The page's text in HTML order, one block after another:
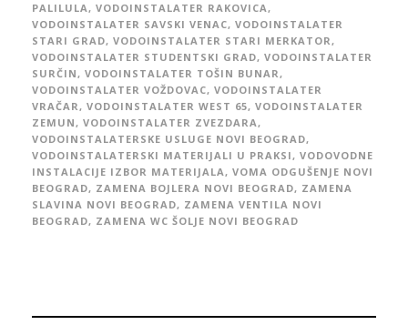
PALILULA, VODOINSTALATER RAKOVICA,
VODOINSTALATER SAVSKI VENAC, VODOINSTALATER
STARI GRAD, VODOINSTALATER STARI MERKATOR,
VODOINSTALATER STUDENTSKI GRAD, VODOINSTALATER
SURČIN, VODOINSTALATER TOŠIN BUNAR,
VODOINSTALATER VOŽDOVAC, VODOINSTALATER
VRAČAR, VODOINSTALATER WEST 65, VODOINSTALATER
ZEMUN, VODOINSTALATER ZVEZDARA,
VODOINSTALATERSKE USLUGE NOVI BEOGRAD,
VODOINSTALATERSKI MATERIJALI U PRAKSI, VODOVODNE
INSTALACIJE IZBOR MATERIJALA, VOMA ODGUŠENJE NOVI
BEOGRAD, ZAMENA BOJLERA NOVI BEOGRAD, ZAMENA
SLAVINA NOVI BEOGRAD, ZAMENA VENTILA NOVI
BEOGRAD, ZAMENA WC ŠOLJE NOVI BEOGRAD